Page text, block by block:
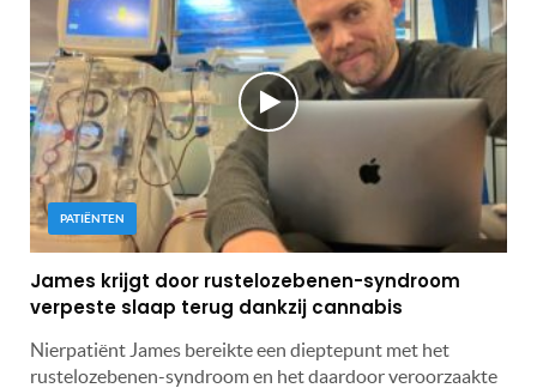
PATIËNTEN
James krijgt door rustelozebenen-syndroom
verpeste slaap terug dankzij cannabis
Nierpatiënt James bereikte een dieptepunt met het
rustelozebenen-syndroom en het daardoor veroorzaakte